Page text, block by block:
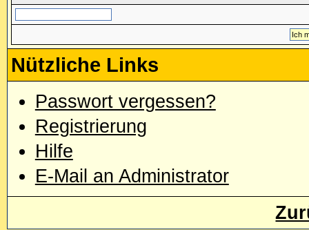
Nützliche Links
Passwort vergessen?
Registrierung
Hilfe
E-Mail an Administrator